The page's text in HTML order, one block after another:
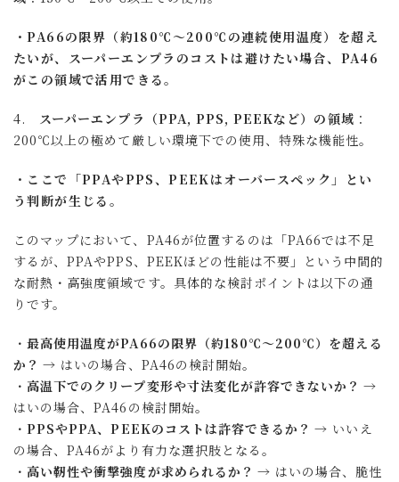
PA66の限界（約180℃〜200℃の連続使用温度）を超え
たいが、スーパーエンプラのコストは避けたい場合、PA46
がこの領域で活用できる。
4. スーパーエンプラ（PPA, PPS, PEEKなど）の領域 ：
200℃以上の極めて厳しい環境下での使用、特殊な機能性。
ここで「PPAやPPS、PEEKはオーバースペック」とい
う判断が生じる。
このマップにおいて、PA46が位置するのは「PA66では不足
するが、PPAやPPS、PEEKほどの性能は不要」という中間的
な耐熱・高強度領域です。具体的な検討ポイントは以下の通
りです。
・最高使用温度がPA66の限界（約180℃〜200℃）を超える
か？ → はいの場合、PA46の検討開始。
・ 高温下でのクリープ変形や寸法変化が許容できないか？ →
はいの場合、PA46の検討開始。
・PPSやPPA、PEEKのコストは許容できるか？ → いいえ
の場合、PA46がより有力な選択肢となる。
・ 高い靭性や衝撃強度が求められるか？ → はいの場合、脆性